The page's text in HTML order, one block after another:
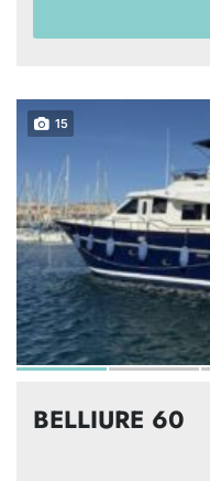
15
BELLIURE 60